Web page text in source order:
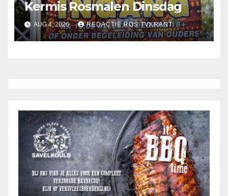
Kermis Rosmalen Dinsdag
AUG 4, 2026 REDACTIE ROS TVKRANT